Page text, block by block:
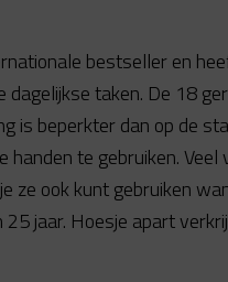
bestseller en
taken. De 18
is beperkter dan op de
handen te gebruiken.
ze ook kunt gebruiken
jaar. Hoesje apart